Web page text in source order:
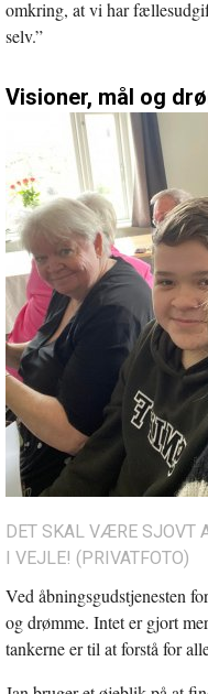
omkring, at vi har
selv.”
Visioner, mål og
DET SKAL VÆRE SJOVT
I VEJLE! (PRIVATFOTO)
Ved åbningsgudstjenesten
og drømme. Intet er gjort
tankerne er til at forstå for